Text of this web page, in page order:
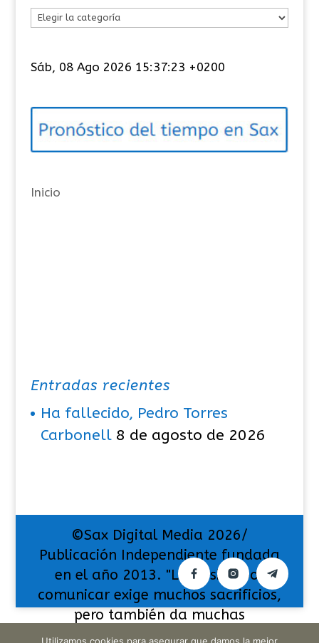
e
o
í
s
Sáb, 08 Ago 2026 15:37:23 +0200
Inicio
Entradas recientes
Ha fallecido, Pedro Torres
Carbonell 8 de agosto de 2026
©Sax Digital Media 2026/
Publicación Independiente fundada
en el año 2013. "La pasión por
comunicar exige muchos sacrificios,
pero también da muchas
satisfacciones".